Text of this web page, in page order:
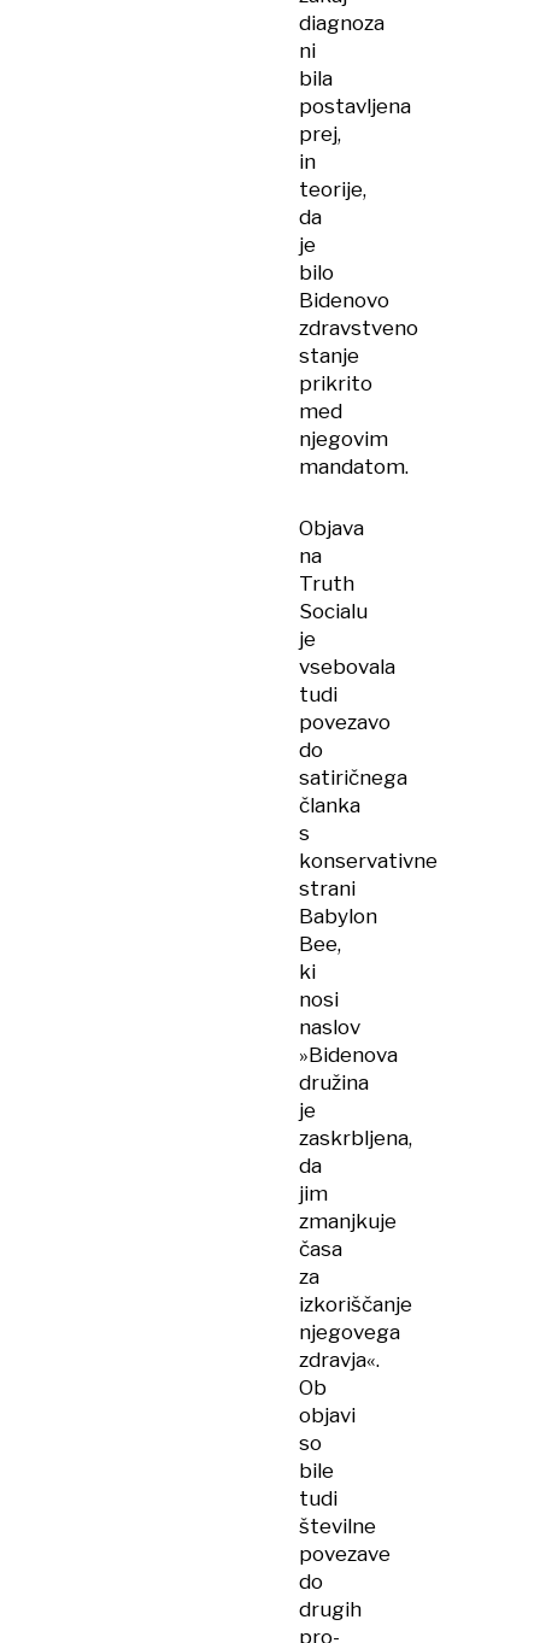
diagnoza
ni
bila
postavljena
prej,
in
teorije,
da
je
bilo
Bidenovo
zdravstveno
stanje
prikrito
med
njegovim
mandatom.
Objava
na
Truth
Socialu
je
vsebovala
tudi
povezavo
do
satiričnega
članka
s
konservativne
strani
Babylon
Bee,
ki
nosi
naslov
»Bidenova
družina
je
zaskrbljena,
da
jim
zmanjkuje
časa
za
izkoriščanje
njegovega
zdravja«.
Ob
objavi
so
bile
tudi
številne
povezave
do
drugih
pro-